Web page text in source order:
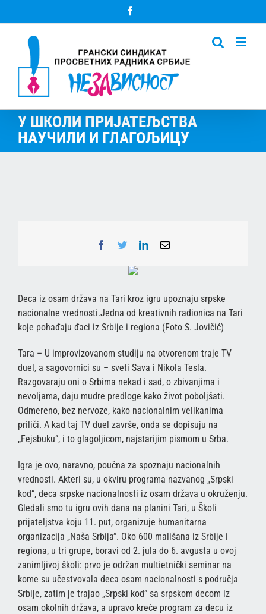
to
У ШКОЛИ ПРИЈАТЕЉСТВА
НАУЧИЛИ И ГЛАГОЉИЦУ
Facebook
TwitterLinkedInEmail
Deca iz osam država na Tari kroz igru upoznaju srpske
nacionalne vrednosti.Jedna od kreativnih radionica na Tari
koje pohađaju đaci iz Srbije i regiona (Foto S. Jovičić)
Tara – U improvizovanom studiju na otvorenom traje TV
duel, a sagovornici su – sveti Sava i Nikola Tesla.
Razgovaraju oni o Srbima nekad i sad, o zbivanjima i
nevoljama, daju mudre predloge kako život poboljšati.
Odmereno, bez nervoze, kako nacionalnim velikanima
priliči. A kad taj TV duel završe, onda se dopisuju na
„Fejsbuku”, i to glagoljicom, najstarijim pismom u Srba.
Igra je ovo, naravno, poučna za spoznaju nacionalnih
vrednosti. Akteri su, u okviru programa nazvanog „Srpski
kod”, deca srpske nacionalnosti iz osam država u okruženju.
Gledali smo tu igru ovih dana na planini Tari, u Školi
prijateljstva koju 11. put, organizuje humanitarna
organizacija „Naša Srbija”. Oko 600 mališana iz Srbije i
regiona, u tri grupe, boravi od 2. jula do 6. avgusta u ovoj
zanimljivoj školi: prvo je održan multietnički seminar na
kome su učestvovala deca osam nacionalnosti s područja
Srbije, zatim je trajao „Srpski kod” sa srpskom decom iz
osam okolnih država, a upravo kreće program za decu iz